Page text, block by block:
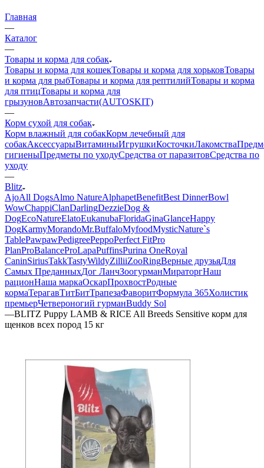
Главная
—
Каталог
—
Товары и корма для собак
Товары и корма для кошекТовары и корма для хорьковТовары
и корма для рыбТовары и корма для рептилийТовары и корма
для птицТовары и корма для
грызуновАвтозапчасти(AUTOSKIT)
—
Корм сухой для собак
Корм влажный для собакКорм лечебный для
собакАксессуарыВитаминыИгрушкиКосточкиЛакомства
гигиеныПредметы по уходуСредства от паразитовСредства по
уходу
—
Blitz
AjoAll DogsAlmo NatureAlphapetBenefitBest DinnerBowl
WowChappiClanDarlingDezzieDog &
DogEcoNatureElatoEukanubaFloridaGinaGlanceHappy
DogKarmyMorandoMr.BuffaloMyfoodMysticNature`s
TablePawpawPedigreePeppoPerfect FitPro
PlanProBalanceProLapaPuffinsPurina OneRoyal
CaninSiriusTakkTastyWildyZilliiZooRingВерные друзьяДля
Самых ПреданныхДог ЛанчЗоогурманМираторгНаш
рационНаша маркаОскарПрохвостРодные
кормаТерагавТитБитТрапезаФаворитФормула 365Холистик
премьерЧетвероногий гурманBuddy Sol
—BLITZ Puppy LAMB & RICE All Breeds Sensitive корм для
щенков всех пород 15 кг